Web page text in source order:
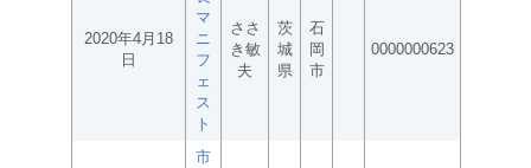
2020年4月18
日
マ
ニ
フ
ェ
ス
ト
ささ
き敏
夫
茨
城
県
石
岡
市
0000000623
市